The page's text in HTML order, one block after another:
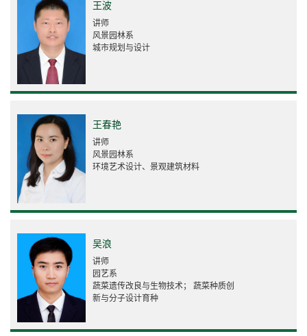
王波
讲师
风景园林系
城市规划与设计
王春艳
讲师
风景园林系
环境艺术设计、景观建筑材料
吴浪
讲师
园艺系
蔬菜遗传改良与生物技术； 蔬菜种质创
新与分子设计育种